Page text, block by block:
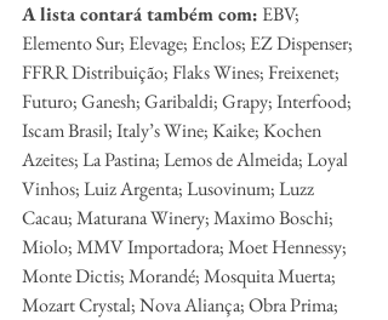
A lista contará também com: EBV;
Elemento Sur; Elevage; Enclos; EZ Dispenser;
FFRR Distribuição; Flaks Wines; Freixenet;
Futuro; Ganesh; Garibaldi; Grapy; Interfood;
Iscam Brasil; Italy’s Wine; Kaike; Kochen
Azeites; La Pastina; Lemos de Almeida; Loyal
Vinhos; Luiz Argenta; Lusovinum; Luzz
Cacau; Maturana Winery; Maximo Boschi;
Miolo; MMV Importadora; Moet Hennessy;
Monte Dictis; Morandé; Mosquita Muerta;
Mozart Crystal; Nova Aliança; Obra Prima;